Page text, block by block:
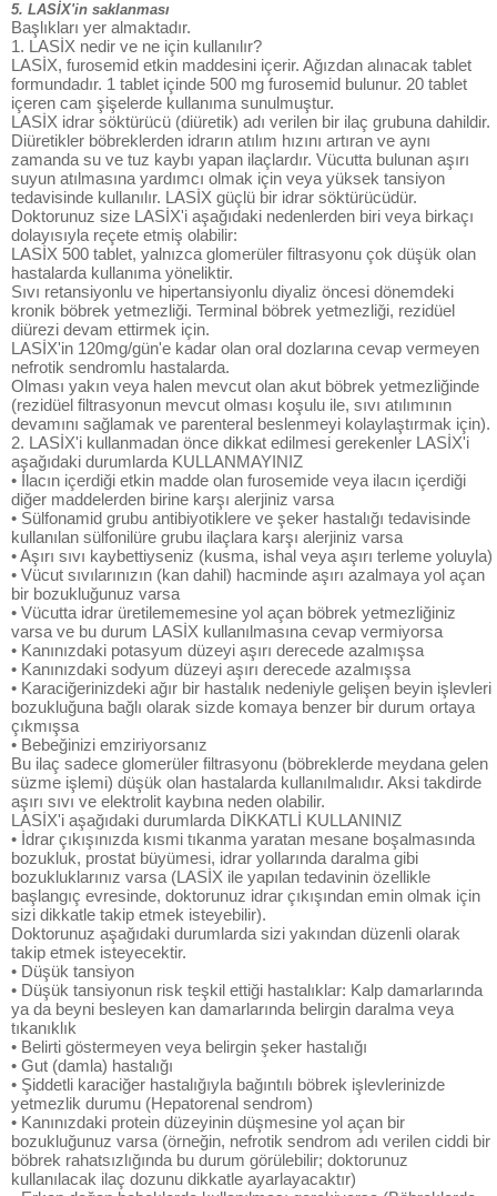
5. LASİX'in saklanması
Başlıkları yer almaktadır.
1. LASİX nedir ve ne için kullanılır?
LASİX, furosemid etkin maddesini içerir. Ağızdan alınacak tablet
formundadır. 1 tablet içinde 500 mg furosemid bulunur. 20 tablet
içeren cam şişelerde kullanıma sunulmuştur.
LASİX idrar söktürücü (diüretik) adı verilen bir ilaç grubuna dahildir.
Diüretikler böbreklerden idrarın atılım hızını artıran ve aynı
zamanda su ve tuz kaybı yapan ilaçlardır. Vücutta bulunan aşırı
suyun atılmasına yardımcı olmak için veya yüksek tansiyon
tedavisinde kullanılır. LASİX güçlü bir idrar söktürücüdür.
Doktorunuz size LASİX'i aşağıdaki nedenlerden biri veya birkaçı
dolayısıyla reçete etmiş olabilir:
LASİX 500 tablet, yalnızca glomerüler filtrasyonu çok düşük olan
hastalarda kullanıma yöneliktir.
Sıvı retansiyonlu ve hipertansiyonlu diyaliz öncesi dönemdeki
kronik böbrek yetmezliği. Terminal böbrek yetmezliği, rezidüel
diürezi devam ettirmek için.
LASİX'in 120mg/gün'e kadar olan oral dozlarına cevap vermeyen
nefrotik sendromlu hastalarda.
Olması yakın veya halen mevcut olan akut böbrek yetmezliğinde
(rezidüel filtrasyonun mevcut olması koşulu ile, sıvı atılımının
devamını sağlamak ve parenteral beslenmeyi kolaylaştırmak için).
2. LASİX'i kullanmadan önce dikkat edilmesi gerekenler LASİX'i
aşağıdaki durumlarda KULLANMAYINIZ
• İlacın içerdiği etkin madde olan furosemide veya ilacın içerdiği
diğer maddelerden birine karşı alerjiniz varsa
• Sülfonamid grubu antibiyotiklere ve şeker hastalığı tedavisinde
kullanılan sülfonilüre grubu ilaçlara karşı alerjiniz varsa
• Aşırı sıvı kaybettiyseniz (kusma, ishal veya aşırı terleme yoluyla)
• Vücut sıvılarınızın (kan dahil) hacminde aşırı azalmaya yol açan
bir bozukluğunuz varsa
• Vücutta idrar üretilememesine yol açan böbrek yetmezliğiniz
varsa ve bu durum LASİX kullanılmasına cevap vermiyorsa
• Kanınızdaki potasyum düzeyi aşırı derecede azalmışsa
• Kanınızdaki sodyum düzeyi aşırı derecede azalmışsa
• Karaciğerinizdeki ağır bir hastalık nedeniyle gelişen beyin işlevleri
bozukluğuna bağlı olarak sizde komaya benzer bir durum ortaya
çıkmışsa
• Bebeğinizi emziriyorsanız
Bu ilaç sadece glomerüler filtrasyonu (böbreklerde meydana gelen
süzme işlemi) düşük olan hastalarda kullanılmalıdır. Aksi takdirde
aşırı sıvı ve elektrolit kaybına neden olabilir.
LASİX'i aşağıdaki durumlarda DİKKATLİ KULLANINIZ
• İdrar çıkışınızda kısmi tıkanma yaratan mesane boşalmasında
bozukluk, prostat büyümesi, idrar yollarında daralma gibi
bozukluklarınız varsa (LASİX ile yapılan tedavinin özellikle
başlangıç evresinde, doktorunuz idrar çıkışından emin olmak için
sizi dikkatle takip etmek isteyebilir).
Doktorunuz aşağıdaki durumlarda sizi yakından düzenli olarak
takip etmek isteyecektir.
• Düşük tansiyon
• Düşük tansiyonun risk teşkil ettiği hastalıklar: Kalp damarlarında
ya da beyni besleyen kan damarlarında belirgin daralma veya
tıkanıklık
• Belirti göstermeyen veya belirgin şeker hastalığı
• Gut (damla) hastalığı
• Şiddetli karaciğer hastalığıyla bağıntılı böbrek işlevlerinizde
yetmezlik durumu (Hepatorenal sendrom)
• Kanınızdaki protein düzeyinin düşmesine yol açan bir
bozukluğunuz varsa (örneğin, nefrotik sendrom adı verilen ciddi bir
böbrek rahatsızlığında bu durum görülebilir; doktorunuz
kullanılacak ilaç dozunu dikkatle ayarlayacaktır)